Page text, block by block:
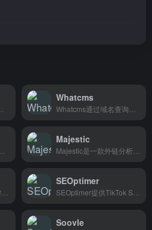
Whatcms
Majestic
SEOptimer
Soovle